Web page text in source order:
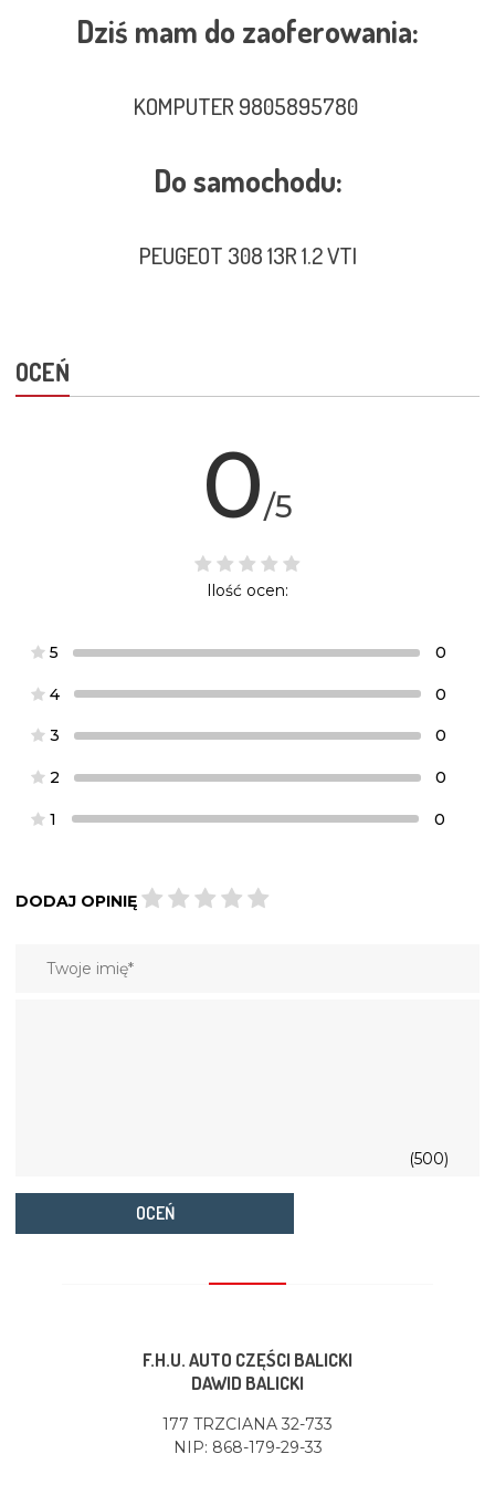
Dziś mam do zaoferowania:
KOMPUTER 9805895780
Do samochodu:
PEUGEOT 308 13R 1.2 VTI
OCEŃ
0/5
Ilość ocen:
5 0
4 0
3 0
2 0
1 0
DODAJ OPINIĘ
(500)
OCEŃ
F.H.U. AUTO CZĘŚCI BALICKI
DAWID BALICKI
177 TRZCIANA 32-733
NIP: 868-179-29-33